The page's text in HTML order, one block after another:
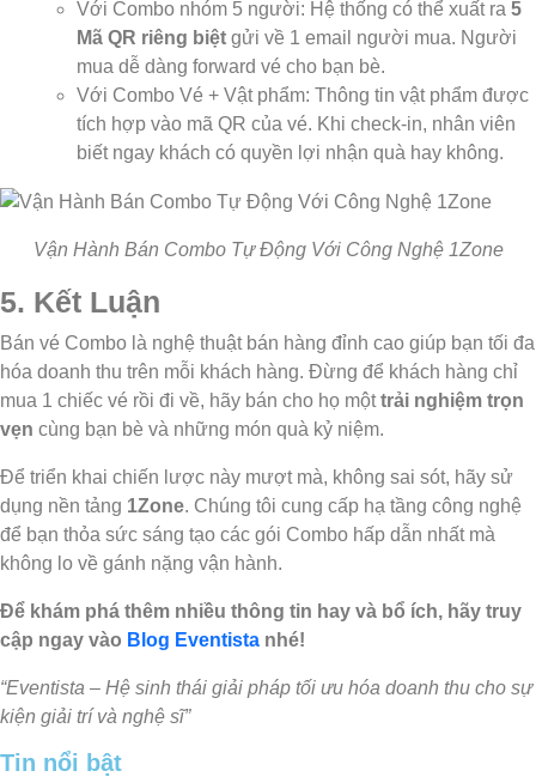
Với Combo nhóm 5 người: Hệ thống có thể xuất ra 5
Mã QR riêng biệt gửi về 1 email người mua. Người
mua dễ dàng forward vé cho bạn bè.
Với Combo Vé + Vật phẩm: Thông tin vật phẩm được
tích hợp vào mã QR của vé. Khi check-in, nhân viên
biết ngay khách có quyền lợi nhận quà hay không.
Vận Hành Bán Combo Tự Động Với Công Nghệ 1Zone
5. Kết Luận
Bán vé Combo là nghệ thuật bán hàng đỉnh cao giúp bạn tối đa
hóa doanh thu trên mỗi khách hàng. Đừng để khách hàng chỉ
mua 1 chiếc vé rồi đi về, hãy bán cho họ mộttrải nghiệm trọn
vẹn cùng bạn bè và những món quà kỷ niệm.
Để triển khai chiến lược này mượt mà, không sai sót, hãy sử
dụng nền tảng 1Zone. Chúng tôi cung cấp hạ tầng công nghệ
để bạn thỏa sức sáng tạo các gói Combo hấp dẫn nhất mà
không lo về gánh nặng vận hành.
Để khám phá thêm nhiều thông tin hay và bổ ích, hãy truy
cập ngay vào Blog Eventista nhé!
“Eventista – Hệ sinh thái giải pháp tối ưu hóa doanh thu cho sự
kiện giải trí và nghệ sĩ”
Tin nổi bật